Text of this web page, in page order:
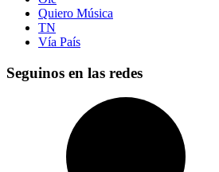
Quiero Música
TN
Vía País
Seguinos en las redes